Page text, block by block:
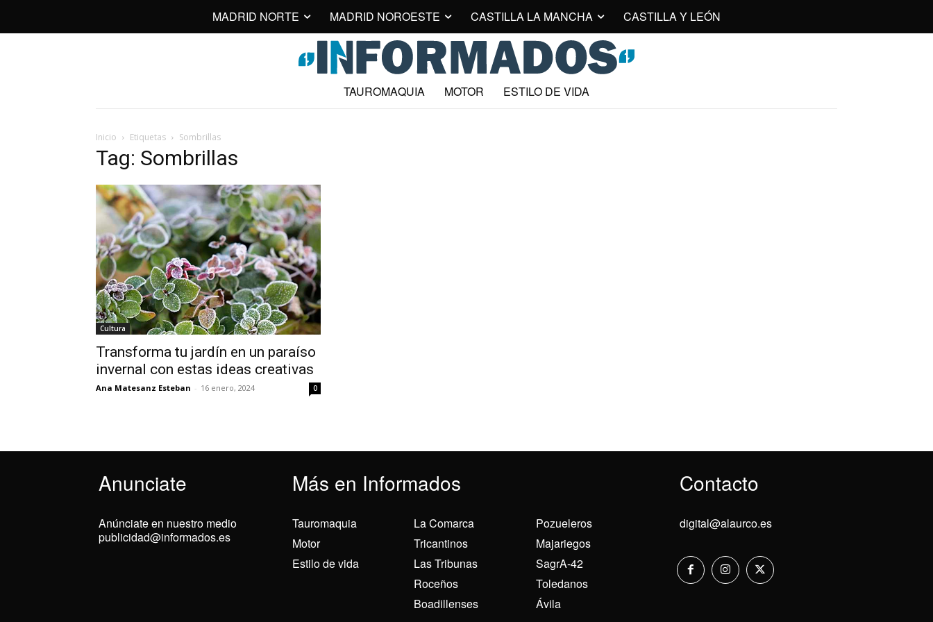
MADRID NORTE MADRID NOROESTE CASTILLA LA MANCHA CASTILLA Y LEÓN
TAUROMAQUIA MOTOR ESTILO DE VIDA
Inicio Etiquetas Sombrillas
Tag: Sombrillas
Cultura
Transforma tu jardín en un paraíso
invernal con estas ideas creativas
Ana Matesanz Esteban - 16 enero, 2024 0
Anunciate Más en Informados Contacto
Anúnciate en nuestro medio
publicidad@informados.es
Tauromaquia
Motor
Estilo de vida
La Comarca
Tricantinos
Las Tribunas
Roceños
Boadillenses
Pozueleros
Majariegos
SagrA-42
Toledanos
Ávila
digital@alaurco.es